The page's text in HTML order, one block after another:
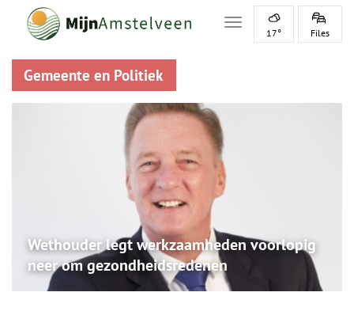
Toggle navigation
17° Files
Gemeente en Politiek
Wethouder legt werkzaamheden voorlopig
neer om gezondheidsredenen